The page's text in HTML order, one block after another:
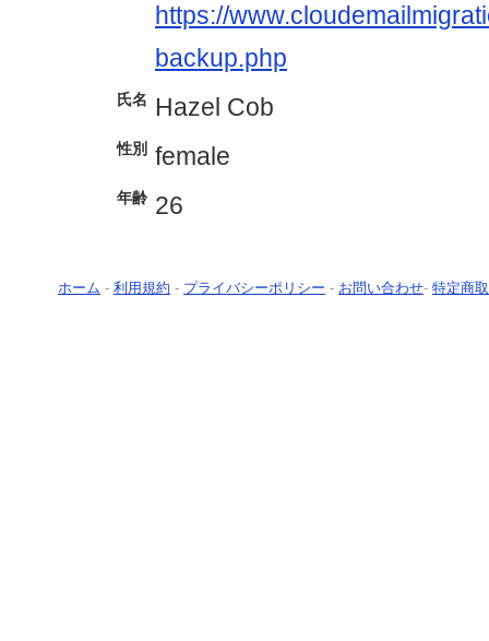
https://
backup.php
氏名 Hazel Cob
性別 female
年齢 26
ホーム - 利用規約 - プライバシーポリシー - お問い合わせ- 特定商